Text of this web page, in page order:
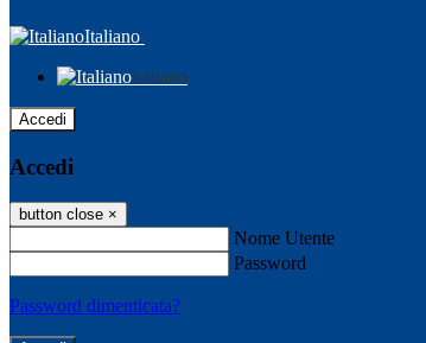
Italiano
Italiano
Accedi
Accedi
button close ×
Nome Utente
Password
Password dimenticata?